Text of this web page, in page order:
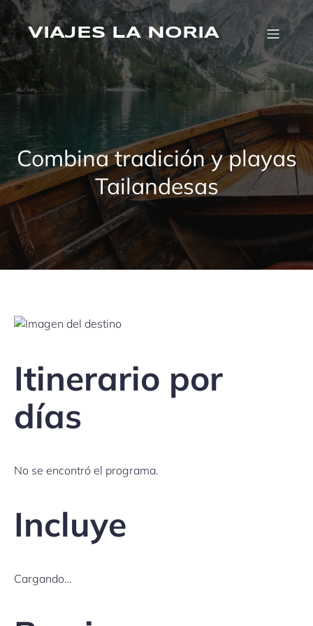
Saltar
al
contenidoVIAJES LA NORIA
Combina tradición y playas
Tailandesas
Itinerario por
días
No se encontró el programa.
Incluye
Cargando…